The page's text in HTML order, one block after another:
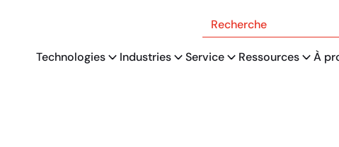
Recherche
Technologies Industries Service Ressources À